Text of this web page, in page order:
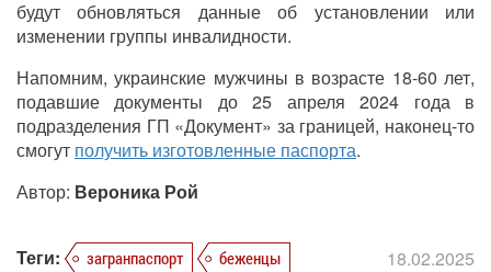
будут обновляться данные об установлении или
изменении группы инвалидности.
Напомним, украинские мужчины в возрасте 18-60 лет,
подавшие документы до 25 апреля 2024 года в
подразделения ГП «Документ» за границей, наконец-то
смогут получить изготовленные паспорта.
Автор: Вероника Рой
Теги: загранпаспорт беженцы 18.02.2025